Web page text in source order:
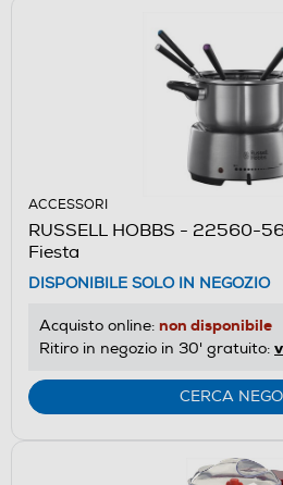
ACCESSORI
RUSSELL HOBBS - 22560-
Fiesta
DISPONIBILE SOLO IN NEGOZIO
Acquisto online: non disponibile
Ritiro in negozio in 30' gratuito:
CERCA